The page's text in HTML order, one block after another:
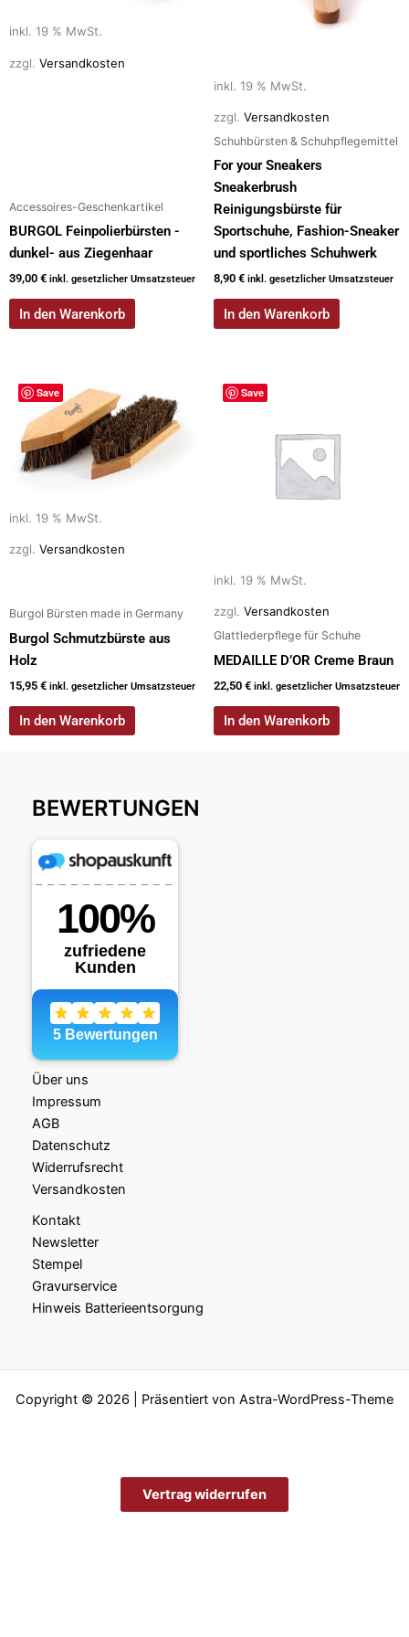
inkl. 19 % MwSt.
zzgl. Versandkosten
Accessoires-Geschenkartikel
BURGOL Feinpolierbürsten -
dunkel- aus Ziegenhaar
39,00 € inkl. gesetzlicher Umsatzsteuer
In den Warenkorb
inkl. 19 % MwSt.
zzgl. Versandkosten
Schuhbürsten & Schuhpflegemittel
For your Sneakers
Sneakerbrush
Reinigungsbürste für
Sportschuhe, Fashion-Sneaker
und sportliches Schuhwerk
8,90 € inkl. gesetzlicher Umsatzsteuer
In den Warenkorb
Save
inkl. 19 % MwSt.
zzgl. Versandkosten
Burgol Bürsten made in Germany
Burgol Schmutzbürste aus
Holz
15,95 € inkl. gesetzlicher Umsatzsteuer
In den Warenkorb
Save
inkl. 19 % MwSt.
zzgl. Versandkosten
Glattlederpflege für Schuhe
MEDAILLE D’OR Creme Braun
22,50 € inkl. gesetzlicher Umsatzsteuer
In den Warenkorb
BEWERTUNGEN
Über uns
Impressum
AGB
Datenschutz
Widerrufsrecht
Versandkosten
Kontakt
Newsletter
Stempel
Gravurservice
Hinweis Batterieentsorgung
Copyright © 2026 | Präsentiert von Astra-WordPress-Theme
Vertrag widerrufen